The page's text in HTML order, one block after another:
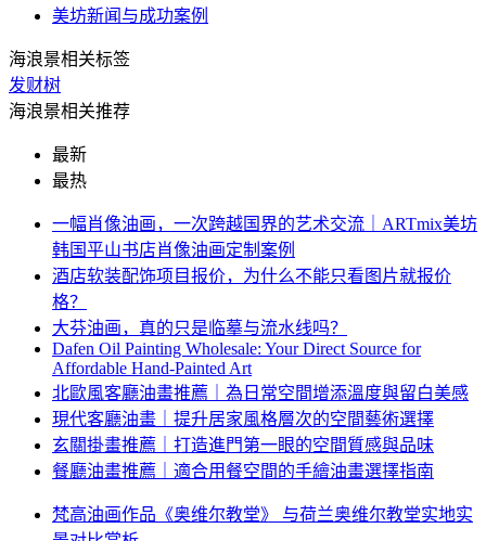
美坊新闻与成功案例
海浪景相关标签
发财树
海浪景相关推荐
最新
最热
一幅肖像油画，一次跨越国界的艺术交流｜ARTmix美坊
韩国平山书店肖像油画定制案例
酒店软装配饰项目报价，为什么不能只看图片就报价
格？
大芬油画，真的只是临摹与流水线吗？
Dafen Oil Painting Wholesale: Your Direct Source for
Affordable Hand-Painted Art
北歐風客廳油畫推薦｜為日常空間增添溫度與留白美感
現代客廳油畫｜提升居家風格層次的空間藝術選擇
玄關掛畫推薦｜打造進門第一眼的空間質感與品味
餐廳油畫推薦｜適合用餐空間的手繪油畫選擇指南
梵高油画作品《奥维尔教堂》 与荷兰奥维尔教堂实地实